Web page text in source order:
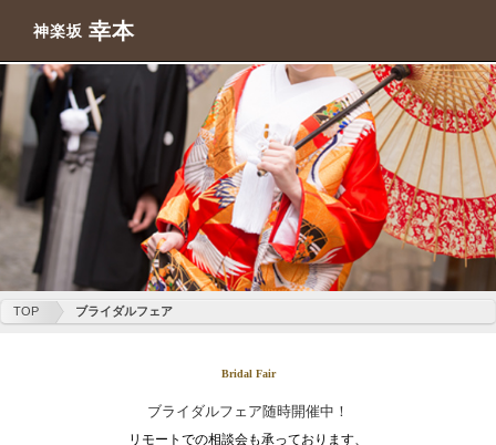
神楽坂 幸本
TOP ブライダルフェア
Bridal Fair
ブライダルフェア随時開催中！
リモートでの相談会も承っております、